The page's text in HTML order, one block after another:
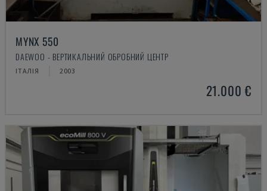
MYNX 550
DAEWOO - ВЕРТИКАЛЬНИЙ ОБРОБНИЙ ЦЕНТР
ІТАЛІЯ 2003
21.000 €